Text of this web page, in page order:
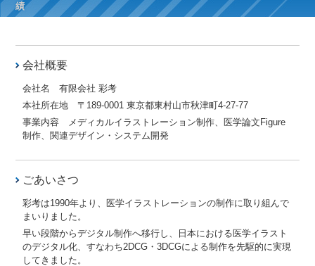
績
会社概要
会社名 有限会社 彩考
本社所在地 〒189-0001 東京都東村山市秋津町4-27-77
事業内容 メディカルイラストレーション制作、医学論文Figure
制作、関連デザイン・システム開発
ごあいさつ
彩考は1990年より、医学イラストレーションの制作に取り組んで
まいりました。
早い段階からデジタル制作へ移行し、日本における医学イラスト
のデジタル化、すなわち2DCG・3DCGによる制作を先駆的に実現
してきました。